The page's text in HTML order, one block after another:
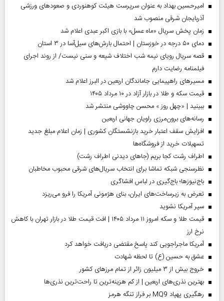
امیرحسین بهداد به عنوان سرپرست هیئت کوهنوردی و صعودهای ورزشی
آذربایجان شرقی منصوب شد
زمان پخش سریال «ماه عسل» با بازی اکبر عبدی اعلام شد
دمای ۵۰ درجه در خوزستان | احتمال بارش‌های سیل‌آسا در ۳ استان
قصه سریال رویای نیمه شب اختلاف شیعه و سنی نیست/ از روند اجرای
فیلمنامه رضایت دارم
مسیر‌های راهپیمایی جاماندگان اربعین در البرز اعلام شد
قیمت سکه و طلا در بازار آزاد در ۱۰ مرداد ۱۴۰۵
ببینید | «چهل روز » محسن چاووشی منتشر شد
رسانه‌های برون‌مرزی راویان جهانی اربعین
افزایش سقف اعتبار خرید بازنشستگان کشوری | زمان اعلام مبلغ جدید
تسهیلات خرید از فروشگاه‌ها
اطراف رشت کجا بریم (جاهای دیدنی اطراف رشت)
نظرسنجی شبکه تماشا برای انتخاب سریال‌های شرقی محبوب مخاطبان
باج‌نیوزها؛ باج‌گیری در لباس افشاگری
تعرض به زیرساخت‌های ایران، بنای هژمونی آمریکا را فرو می‌ریزد
سپر آمریکا نشوید
قیمت طلا و سکه امروز ۱۱ مرداد ۱۴۰۵ | افت قیمت طلا در بازار تهران با کاهش
نرخ ارز
آمریکا ماجراجویی کند پاسخ مقتضی دریافت خواهد کرد
عشق به حسین (ع) تا لحظه شهادت
خروج بیش از ۳ میلیون زائر از تمام مرز‌های کشور
بهترین نذری‌های اربعین | از کم هزینه‌ترین تا راحت‌ترین نذری‌ها
رهگیری پهپاد MQ9 بر فراز تنگه هرمز